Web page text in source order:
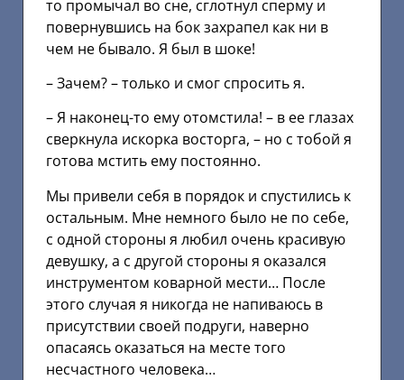
то промычал во сне, сглотнул сперму и
повернувшись на бок захрапел как ни в
чем не бывало. Я был в шоке!
– Зачем? – только и смог спросить я.
– Я наконец-то ему отомстила! – в ее глазах
сверкнула искорка восторга, – но с тобой я
готова мстить ему постоянно.
Мы привели себя в порядок и спустились к
остальным. Мне немного было не по себе,
с одной стороны я любил очень красивую
девушку, а с другой стороны я оказался
инструментом коварной мести… После
этого случая я никогда не напиваюсь в
присутствии своей подруги, наверно
опасаясь оказаться на месте того
несчастного человека…